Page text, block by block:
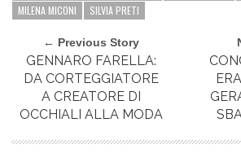
MILENA MICONI
SILVIA PRETI
← Previous Story
GENNARO FARELLA:
DA CORTEGGIATORE
A CREATORE DI
OCCHIALI ALLA MODA